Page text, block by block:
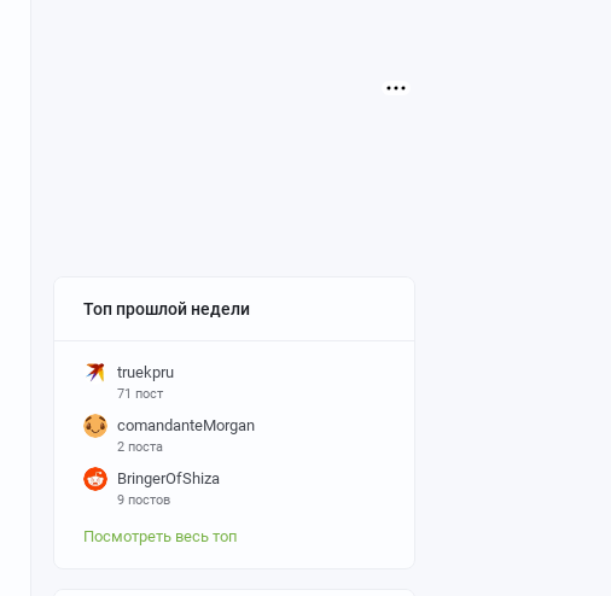
Топ прошлой недели
truekpru
71 пост
comandanteMorgan
2 поста
BringerOfShiza
9 постов
Посмотреть весь топ